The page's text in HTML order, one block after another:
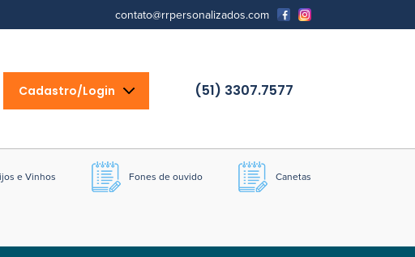
contato@rrpersonalizados.com
Cadastro/Login (51) 3307.7577
e Vinhos Fones de ouvido Canetas